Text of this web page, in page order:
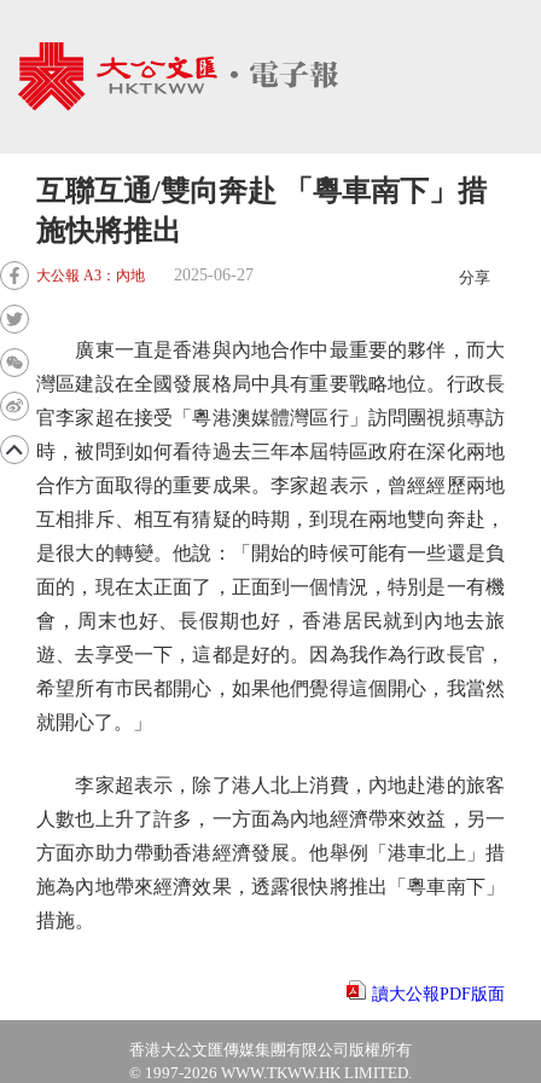
互聯互通/雙向奔赴 「粵車南下」措
施快將推出
大公報 A3：內地 2025-06-27 分享
廣東一直是香港與內地合作中最重要的夥伴，而大
灣區建設在全國發展格局中具有重要戰略地位。行政長
官李家超在接受「粵港澳媒體灣區行」訪問團視頻專訪
時，被問到如何看待過去三年本屆特區政府在深化兩地
合作方面取得的重要成果。李家超表示，曾經經歷兩地
互相排斥、相互有猜疑的時期，到現在兩地雙向奔赴，
是很大的轉變。他說：「開始的時候可能有一些還是負
面的，現在太正面了，正面到一個情況，特別是一有機
會，周末也好、長假期也好，香港居民就到內地去旅
遊、去享受一下，這都是好的。因為我作為行政長官，
希望所有市民都開心，如果他們覺得這個開心，我當然
就開心了。」
李家超表示，除了港人北上消費，內地赴港的旅客
人數也上升了許多，一方面為內地經濟帶來效益，另一
方面亦助力帶動香港經濟發展。他舉例「港車北上」措
施為內地帶來經濟效果，透露很快將推出「粵車南下」
措施。
讀大公報PDF版面
香港大公文匯傳媒集團有限公司版權所有
© 1997-2026 WWW.TKWW.HK LIMITED.